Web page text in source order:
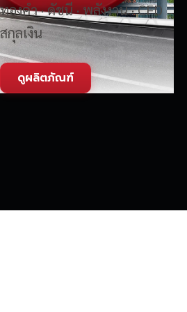
ทองคำ · ดัชนี · พลังงาน · CFD
สกุลเงิน
ดูผลิตภัณฑ์